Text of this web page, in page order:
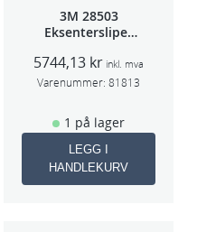
3M 28503
Eksentersliper
5mm slag
75mm
5744,13 kr inkl. mva
Varenummer: 81813
1 på lager
LEGG I
HANDLEKURV